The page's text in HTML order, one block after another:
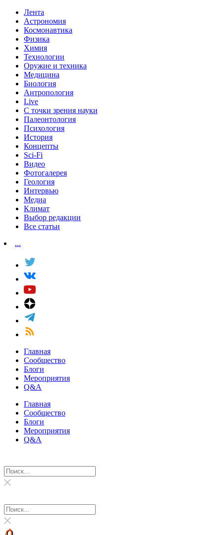
Лента
Астрономия
Космонавтика
Физика
Химия
Технологии
Оружие и техника
Медицина
Биология
Антропология
Live
С точки зрения науки
Палеонтология
Психология
История
Концепты
Sci-Fi
Видео
Фотогалерея
Геология
Интервью
Медиа
Климат
Выбор редакции
Все статьи
...
Главная
Сообщество
Блоги
Мероприятия
Q&A
Главная
Сообщество
Блоги
Мероприятия
Q&A